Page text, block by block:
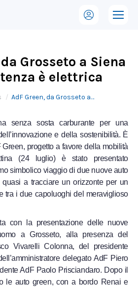
Grosseto a Siena
è elettrica
AdF Green, da Grosseto a…
senza sosta carburante per una
e della sostenibilità. È
progetto a favore della mobilità
(24 luglio) è stato presentato
simbolico viaggio di due nuove auto
quasi a tracciare un orizzonte per un
tra i due capoluoghi del meraviglioso
con la presentazione delle nuove
a Grosseto, alla presenza del
Vivarelli Colonna, del presidente
delegato AdF Piero
AdF Paolo Prisciandaro. Dopo il
le auto green, con a bordo Renai e